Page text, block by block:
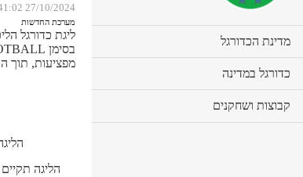
27/10/2024 13:41:02
מערכת החדשות
מפציעות, תוך
הליגה כוללת 8 קבוצות מהמרכז ,
מדינת הכדורגל
to
כדורגל במדינה
to
קבוצות ושחקנים
to